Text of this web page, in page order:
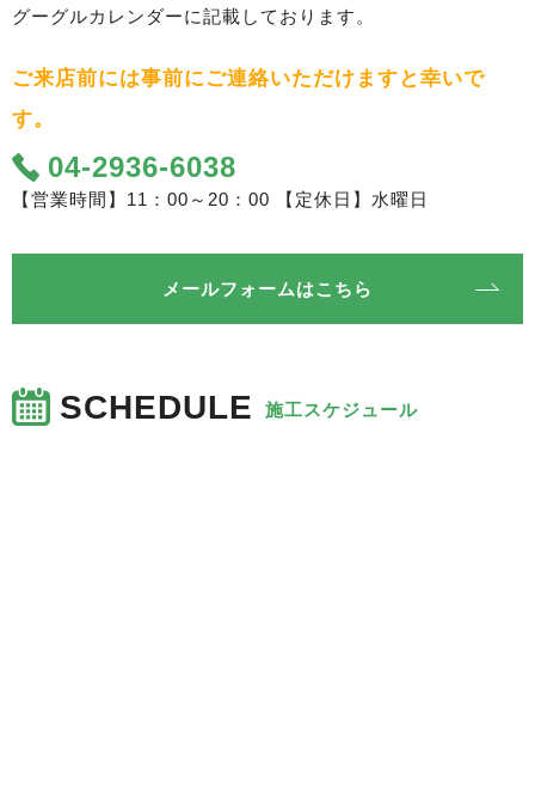
グーグルカレンダーに記載しております。
ご来店前には事前にご連絡いただけますと幸いで
す。
04-2936-6038
【営業時間】11：00～20：00 【定休日】水曜日
メールフォームはこちら
SCHEDULE 施工スケジュール